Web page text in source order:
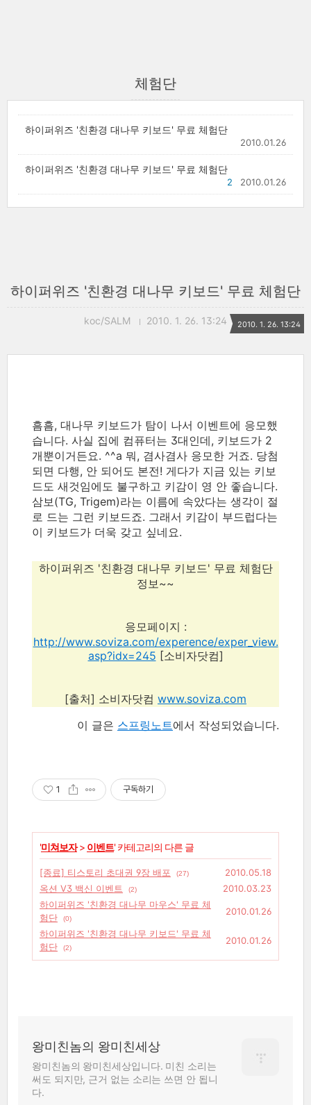
체험단
하이퍼위즈 '친환경 대나무 키보드' 무료 체험단
2010.01.26
하이퍼위즈 '친환경 대나무 키보드' 무료 체험단
2010.01.26
2
하이퍼위즈 '친환경 대나무 키보드' 무료 체험단
koc/SALM 2010. 1. 26. 13:24 2010. 1. 26. 13:24
흠흠, 대나무 키보드가 탐이 나서 이벤트에 응모했
습니다. 사실 집에 컴퓨터는 3대인데, 키보드가 2
개뿐이거든요. ^^a 뭐, 겸사겸사 응모한 거죠. 당첨
되면 다행, 안 되어도 본전! 게다가 지금 있는 키보
드도 새것임에도 불구하고 키감이 영 안 좋습니다.
삼보(TG, Trigem)라는 이름에 속았다는 생각이 절
로 드는 그런 키보드죠. 그래서 키감이 부드럽다는
이 키보드가 더욱 갖고 싶네요.
하이퍼위즈 '친환경 대나무 키보드' 무료 체험단
정보~~
응모페이지 :
http://www.soviza.com/experence/exper_view.
asp?idx=245 [소비자닷컴]
[출처] 소비자닷컴 www.soviza.com
이 글은 스프링노트에서 작성되었습니다.
1 구독하기
'미쳐보자> 이벤트' 카테고리의 다른 글
[종료] 티스토리 초대권 9장 배포 (27)
2010.05.18
옥션 V3 백신 이벤트
(2)
2010.03.23
하이퍼위즈 '친환경 대나무 마우스' 무료 체
험단
(0)
2010.01.26
하이퍼위즈 '친환경 대나무 키보드' 무료 체
험단
(2)
2010.01.26
왕미친놈의 왕미친세상
왕미친놈의 왕미친세상입니다. 미친 소리는
써도 되지만, 근거 없는 소리는 쓰면 안 됩니
다.